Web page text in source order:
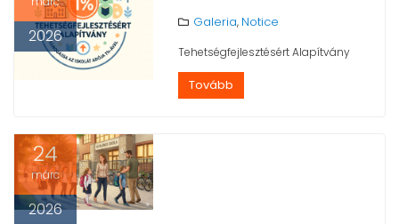
2026
Galeria, Notice
Tehetségfejlesztésért Alapítvány
Tovább
24
márc
2026